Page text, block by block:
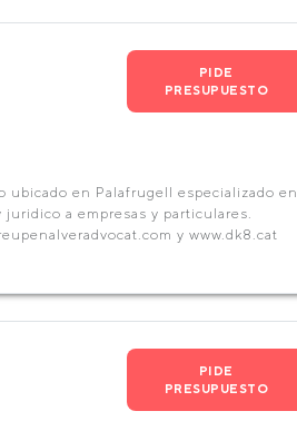
PIDE
PRESUPUESTO
ubicado en Palafrugell especializado en
a empresas y particulares.
y www.dk8.cat
PIDE
PRESUPUESTO